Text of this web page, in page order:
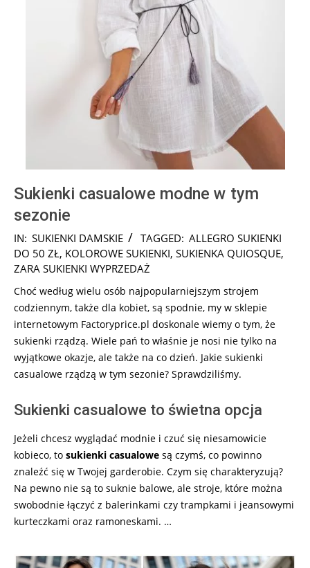
Sukienki casualowe modne w tym
sezonie
2024-
10-
09
IN: SUKIENKI DAMSKIE TAGGED: ALLEGRO SUKIENKI
DO 50 ZŁ, KOLOROWE SUKIENKI, SUKIENKA QUIOSQUE,
ZARA SUKIENKI WYPRZEDAŻ
Choć według wielu osób najpopularniejszym strojem
codziennym, także dla kobiet, są spodnie, my w sklepie
internetowym Factoryprice.pl doskonale wiemy o tym, że
sukienki rządzą. Wiele pań to właśnie je nosi nie tylko na
wyjątkowe okazje, ale także na co dzień. Jakie sukienki
casualowe rządzą w tym sezonie? Sprawdziliśmy.
Sukienki casualowe to świetna opcja
Jeżeli chcesz wyglądać modnie i czuć się niesamowicie
kobieco, to sukienki casualowe są czymś, co powinno
znaleźć się w Twojej garderobie. Czym się charakteryzują?
Na pewno nie są to suknie balowe, ale stroje, które można
swobodnie łączyć z balerinkami czy trampkami i jeansowymi
kurteczkami oraz ramoneskami. …